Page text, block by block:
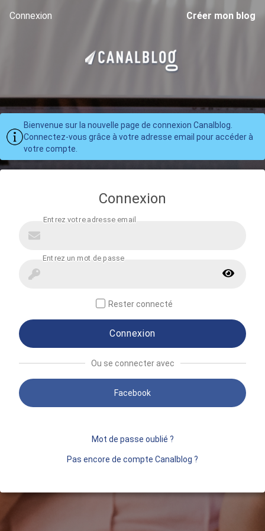
Connexion Créer mon blog
Bienvenue sur la nouvelle page de connexion Canalblog.
Connectez-vous grâce à votre adresse email pour accéder à
votre compte.
Connexion
Rester connecté
Connexion
Ou se connecter avec
Facebook
Mot de passe oublié ?
Pas encore de compte Canalblog ?